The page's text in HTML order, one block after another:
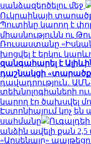
սանձազերծելու մեջ
Ուկրաինայի
Պուտինը կարող է
միասնությունն ու
Ռուսաստանը
խոցվել է երկու
զանգահարել է
դաշնակցի
դավադրություն․
տեխնոլոգիաների
կարող էր ծախսվել
Էստոնիայում կոչ
սահմանը
անձին ավելի քան 2,5
«Արսենալը»